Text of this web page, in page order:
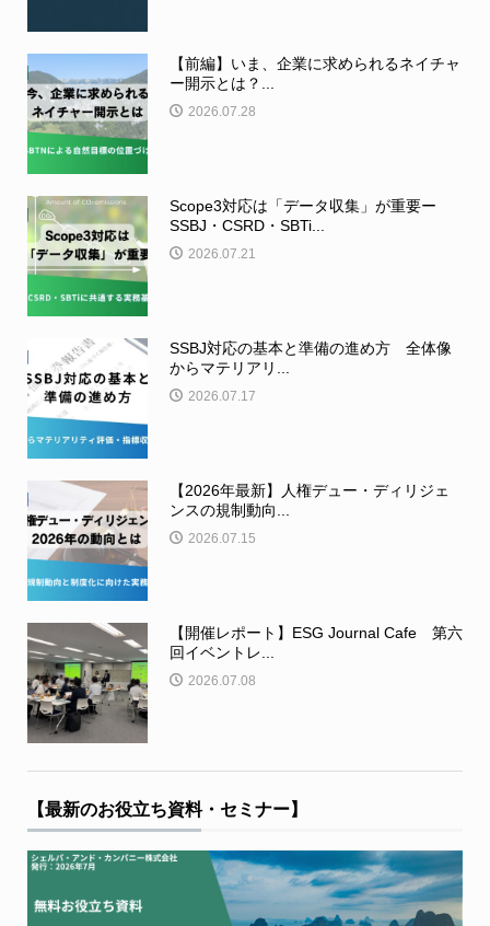
【前編】いま、企業に求められるネイチャ
ー開示とは？...
2026.07.28
Scope3対応は「データ収集」が重要ー
SSBJ・CSRD・SBTi...
2026.07.21
SSBJ対応の基本と準備の進め方 全体像
からマテリアリ...
2026.07.17
【2026年最新】人権デュー・ディリジェ
ンスの規制動向...
2026.07.15
【開催レポート】ESG Journal Cafe 第六
回イベントレ...
2026.07.08
【最新のお役立ち資料・セミナー】